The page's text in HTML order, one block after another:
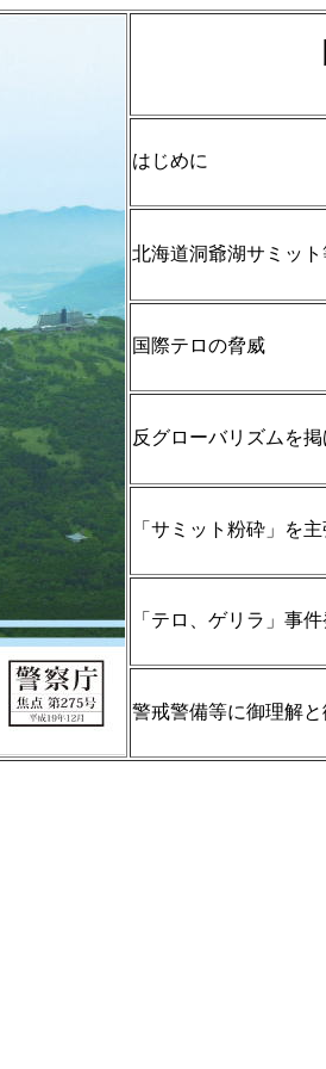
はじめに
北海道洞爺湖サミッ
国際テロの脅威
反グローバリズムを
「サミット粉砕」を
「テロ、ゲリラ」事
警戒警備等に御理解